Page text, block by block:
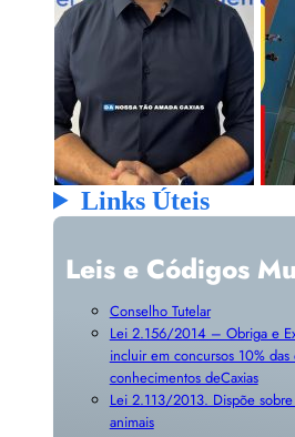
Links Úteis
Leis e Códigos
Conselho Tutelar
Lei 2.156/2014 – Obriga e
incluir em concursos 10% das
conhecimentos deCaxias
Lei 2.113/2013. Dispõe
animais